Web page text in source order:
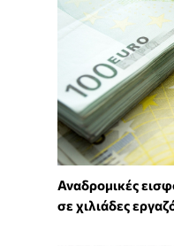
Αναδρομικές
σε χιλιάδες